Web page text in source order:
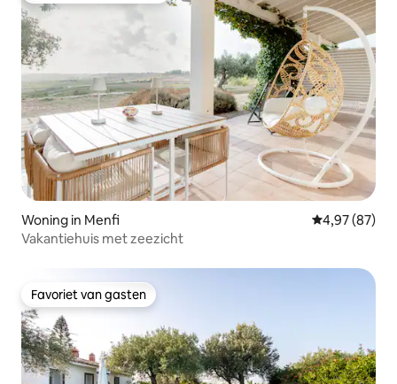
Woning in Menfi Gemiddelde
4,97 (87)
Vakantiehuis met zeezicht
Favoriet van gasten
Favoriet van gasten